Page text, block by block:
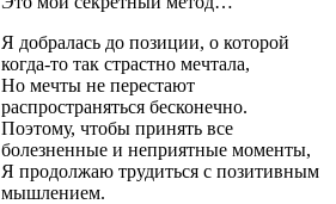
Я добралась до позиции, о которой
когда-то так страстно мечтала,
Но мечты не перестают
распространяться бесконечно.
Поэтому, чтобы принять все
болезненные и неприятные моменты,
Я продолжаю трудиться с позитивным
мышлением.